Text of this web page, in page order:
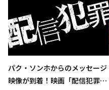
パク・ソンホからのメッセージ
映像が到着！映画「配信犯罪」